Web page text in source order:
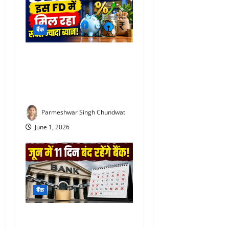
बैंक
Parmeshwar Singh Chundwat
June 1, 2026
बैंक